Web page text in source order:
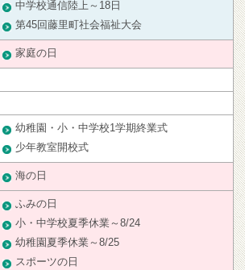
中学校通信陸上～18日
第45回藤里町社会福祉大会
家庭の日
幼稚園・小・中学校1学期終業式
少年教室開校式
海の日
ふみの日
小・中学校夏季休業～8/24
幼稚園夏季休業～8/25
スポーツの日